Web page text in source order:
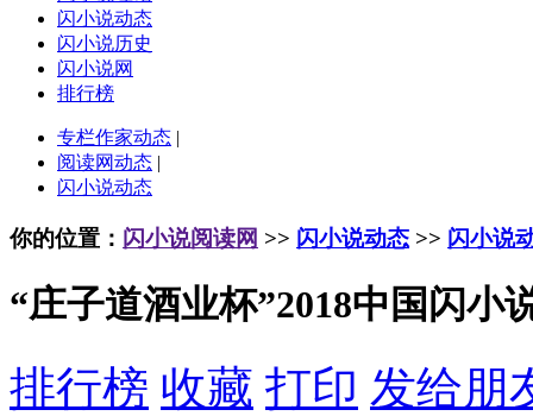
闪小说动态
闪小说历史
闪小说网
排行榜
专栏作家动态 |
阅读网动态 |
闪小说动态
你的位置： 闪小说阅读网 >> 闪小说动态 >> 闪小说
“庄子道酒业杯”2018中国闪小
排行榜 收藏 打印 发给朋